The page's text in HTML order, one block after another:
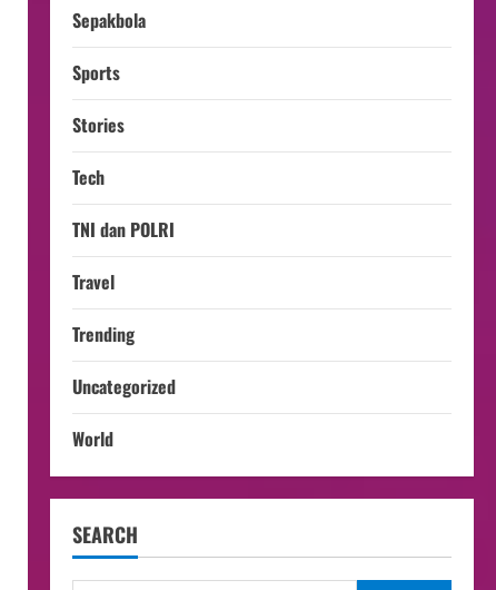
Sepakbola
Sports
Stories
Tech
TNI dan POLRI
Travel
Trending
Uncategorized
World
SEARCH